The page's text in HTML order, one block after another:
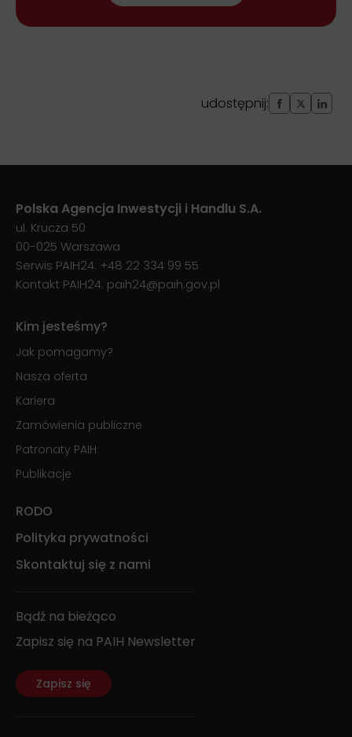
udostępnij:
Polska Agencja Inwestycji i Handlu S.A.
ul. Krucza 50
00-025 Warszawa
Serwis PAIH24: +48 22 334 99 55
Kontakt PAIH24: paih24@paih.gov.pl
Kim jesteśmy?
Jak pomagamy?
Nasza oferta
Kariera
Zamówienia publiczne
Patronaty PAIH
Publikacje
RODO
Polityka prywatności
Skontaktuj się z nami
Bądź na bieżąco
Zapisz się na PAIH Newsletter
Zapisz się